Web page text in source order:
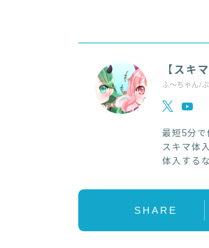
【スキ
ふ～ちゃん/
最短5分で
スキマ体
体入する
SHARE